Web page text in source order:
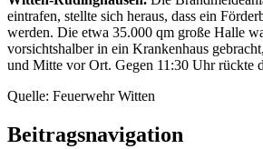
eintrafen, stellte sich heraus, dass ein
werden. Die etwa 35.000 qm große Halle
vorsichtshalber in ein Krankenhaus
und Mitte vor Ort. Gegen 11:30 Uhr rückte
Quelle: Feuerwehr Witten
Beitragsnavigation